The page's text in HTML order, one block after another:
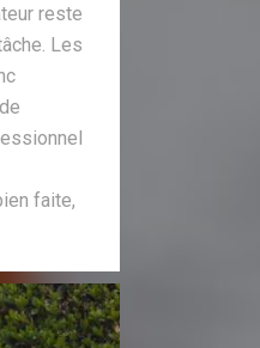
reste
Les
faite,